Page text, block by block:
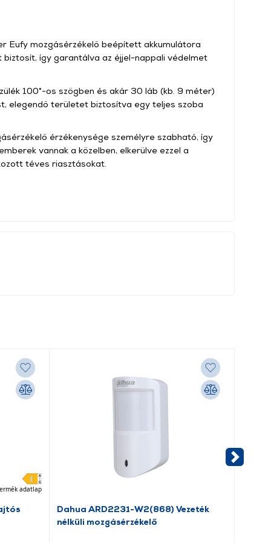
Eufy mozgásérzékelő beépített akkumulátora
így garantálva az éjjel-nappali védelmet
100°-os szögben és akár 30 láb (kb. 9 méter)
elegendő területet biztosítva egy teljes szoba
érzékenysége személyre szabható, így
vannak a közelben, elkerülve ezzel a
téves riasztásokat.
adatlap
Dahua ARD2231-W2(868) Vezeték
nélküli mozgásérzékelő